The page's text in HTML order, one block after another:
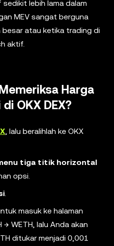
lebih lama dalam
MEV sangat berguna
atau ketika trading di
aktif.
Harga
OKX DEX?
, lalu beralihlah ke OKX
tiga titik horizontal
opsi.
.
masuk ke halaman
→ WETH, lalu Anda akan
ditukar menjadi 0,001